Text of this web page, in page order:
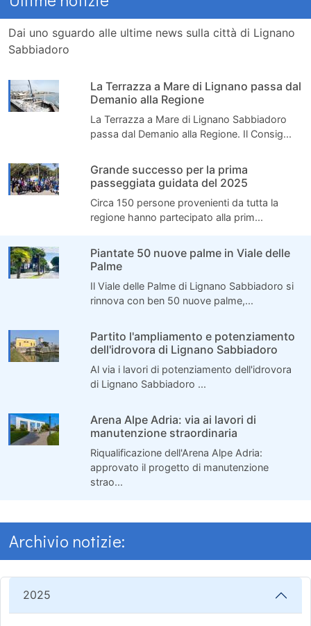
Dai uno sguardo alle ultime news sulla città di Lignano
Sabbiadoro
La Terrazza a Mare di Lignano passa dal
Demanio alla Regione
La Terrazza a Mare di Lignano Sabbiadoro
passa dal Demanio alla Regione. Il Consig...
Grande successo per la prima
passeggiata guidata del 2025
Circa 150 persone provenienti da tutta la
regione hanno partecipato alla prim...
Piantate 50 nuove palme in Viale delle
Palme
Il Viale delle Palme di Lignano Sabbiadoro si
rinnova con ben 50 nuove palme,...
Partito l'ampliamento e potenziamento
dell'idrovora di Lignano Sabbiadoro
Al via i lavori di potenziamento dell'idrovora
di Lignano Sabbiadoro ...
Arena Alpe Adria: via ai lavori di
manutenzione straordinaria
Riqualificazione dell'Arena Alpe Adria:
approvato il progetto di manutenzione
strao...
Archivio notizie:
2025